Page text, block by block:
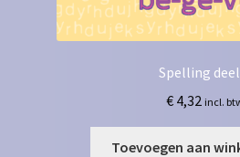
Spelling
€4,32 incl.
Toevoegen aan